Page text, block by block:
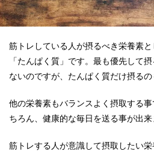
筋トレしている人が摂るべき栄養素
「たんぱく質」です。最も優先して
ないのですが、たんぱく質だけ摂るの
他の栄養素もバランスよく摂取する
ちろん、健康的な毎日を送る事が出来
筋トレする人が意識して摂取したい